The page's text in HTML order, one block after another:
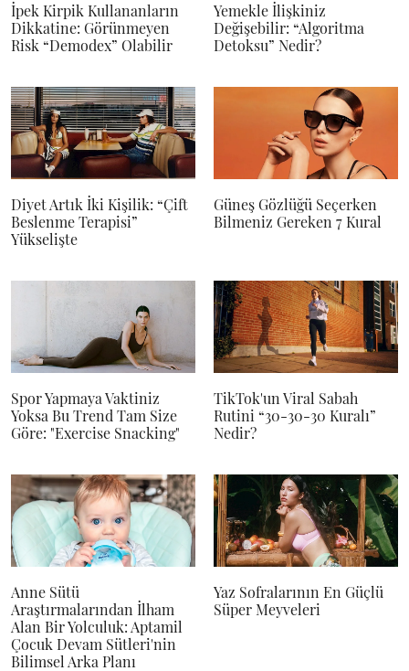
İpek Kirpik Kullananların
Dikkatine: Görünmeyen
Risk “Demodex” Olabilir
Yemekle İlişkiniz
Değişebilir: “Algoritma
Detoksu” Nedir?
Diyet Artık İki Kişilik: “Çift
Beslenme Terapisi”
Yükselişte
Güneş Gözlüğü Seçerken
Bilmeniz Gereken 7 Kural
Spor Yapmaya Vaktiniz
Yoksa Bu Trend Tam Size
Göre: "Exercise Snacking"
TikTok'un Viral Sabah
Rutini “30-30-30 Kuralı”
Nedir?
Anne Sütü
Araştırmalarından İlham
Alan Bir Yolculuk: Aptamil
Çocuk Devam Sütleri'nin
Bilimsel Arka Planı
Yaz Sofralarının En Güçlü
Süper Meyveleri